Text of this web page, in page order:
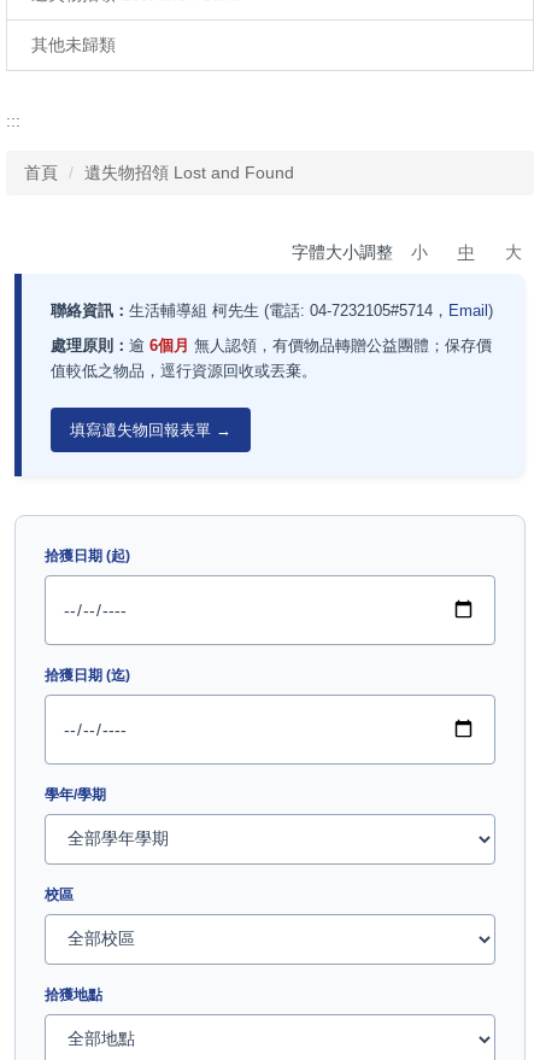
其他未歸類
:::
首頁 遺失物招領 Lost and Found
字體大小調整 小 中 大
聯絡資訊： 生活輔導組 柯先生 (電話: 04-7232105#5714， Email)
處理原則： 逾 6個月 無人認領，有價物品轉贈公益團體；保存價
值較低之物品，逕行資源回收或丟棄。
填寫遺失物回報表單 →
搜尋與篩選條件
拾獲日期 (起)
拾獲日期 (迄)
學年/學期
校區
拾獲地點